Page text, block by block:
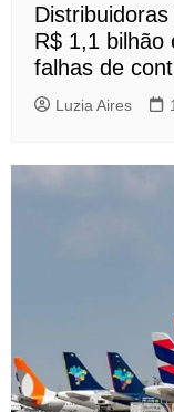
R$ 1,1 bilhão
falhas de
Luzia Aires